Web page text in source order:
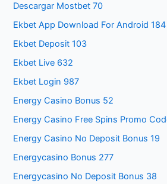
Descargar Mostbet 70
Ekbet App Download For Android 184
Ekbet Deposit 103
Ekbet Live 632
Ekbet Login 987
Energy Casino Bonus 52
Energy Casino Free Spins Promo
Energy Casino No Deposit Bonus 19
Energycasino Bonus 277
Energycasino No Deposit Bonus 38